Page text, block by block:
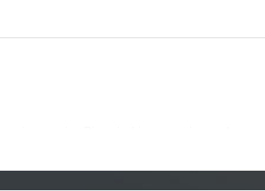
interrupting Rima, lashing out at her and
forces Leila to confront her losses and revisit her
is okay.